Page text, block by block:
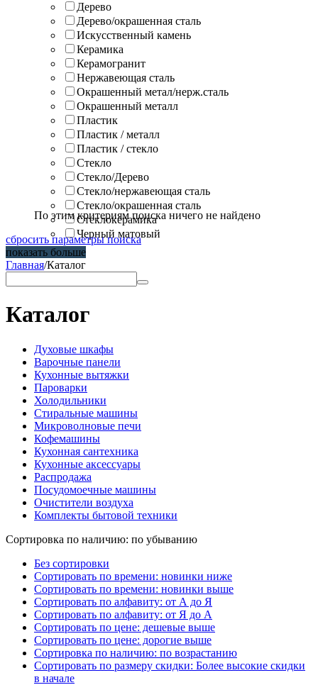
Дерево
Дерево/окрашенная сталь
Искусственный камень
Керамика
Керамогранит
Нержавеющая сталь
Окрашенный метал/нерж.сталь
Окрашенный металл
Пластик
Пластик / металл
Пластик / стекло
Стекло
Стекло/Дерево
Стекло/нержавеющая сталь
Стекло/окрашенная сталь
Стеклокерамика
Черный матовый
По этим критериям поиска ничего не найдено
сбросить параметры поиска
показать больше
Главная/Каталог
Каталог
Духовые шкафы
Варочные панели
Кухонные вытяжки
Пароварки
Холодильники
Стиральные машины
Микроволновые печи
Кофемашины
Кухонная сантехника
Кухонные аксессуары
Распродажа
Посудомоечные машины
Очистители воздуха
Комплекты бытовой техники
Сортировка по наличию: по убыванию
Без сортировки
Сортировать по времени: новинки ниже
Сортировать по времени: новинки выше
Сортировать по алфавиту: от А до Я
Сортировать по алфавиту: от Я до А
Сортировать по цене: дешевые выше
Сортировать по цене: дорогие выше
Сортировка по наличию: по возрастанию
Сортировать по размеру скидки: Более высокие скидки
в начале